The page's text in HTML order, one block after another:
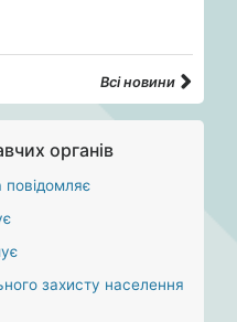
Всі новини
органів
повідомляє
захисту населення